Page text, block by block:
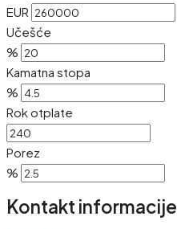
EUR
Učešće
%
Kamatna stopa
%
Rok otplate
Porez
%
Kontakt informacije